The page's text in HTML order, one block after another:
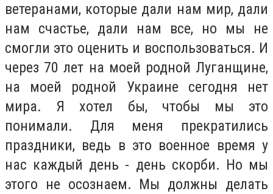
ветеранами, которые дали нам мир, дали
нам счастье, дали нам все, но мы не
смогли это оценить и воспользоваться. И
через 70 лет на моей родной Луганщине,
на моей родной Украине сегодня нет
мира. Я хотел бы, чтобы мы это
понимали. Для меня прекратились
праздники, ведь в это военное время у
нас каждый день - день скорби. Но мы
этого не осознаем. Мы должны делать